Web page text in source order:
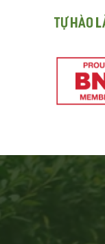
Tự hào